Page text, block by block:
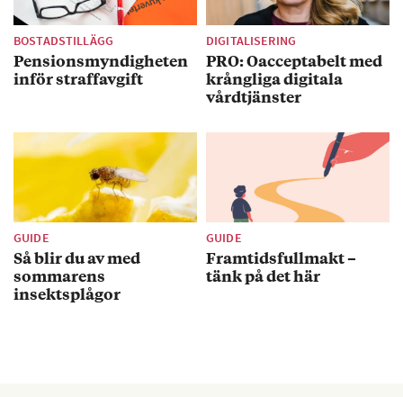
BOSTADSTILLÄGG
Pensionsmyndigheten
inför straffavgift
DIGITALISERING
PRO: Oacceptabelt med
krångliga digitala
vårdtjänster
GUIDE
Så blir du av med
sommarens
insektsplågor
GUIDE
Framtidsfullmakt –
tänk på det här